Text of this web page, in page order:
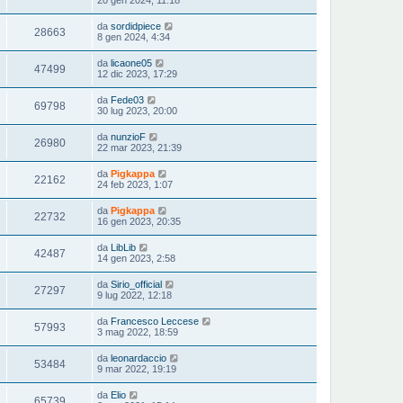
28663 da sordidpiece
8 gen 2024, 4:34
47499 da licaone05
12 dic 2023, 17:29
69798 da Fede03
30 lug 2023, 20:00
26980 da nunzioF
22 mar 2023, 21:39
22162 da Pigkappa
24 feb 2023, 1:07
22732 da Pigkappa
16 gen 2023, 20:35
42487 da LibLib
14 gen 2023, 2:58
27297 da Sirio_official
9 lug 2022, 12:18
57993 da Francesco Leccese
3 mag 2022, 18:59
53484 da leonardaccio
9 mar 2022, 19:19
da Elio